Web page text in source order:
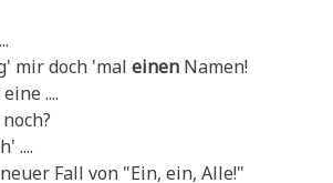
mir doch 'maleinen Namen!
....
....
Fall von "Ein, ein, Alle!"